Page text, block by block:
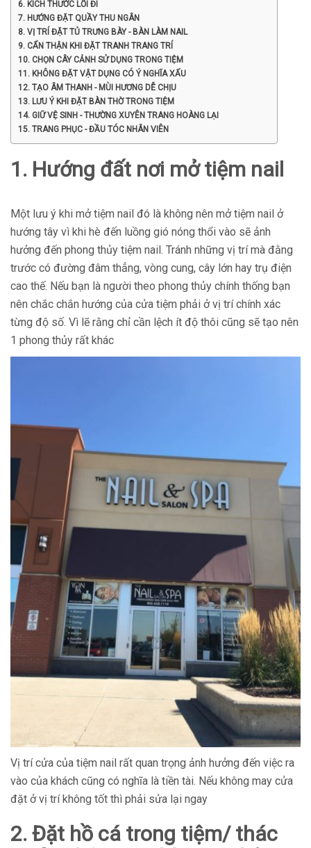
6. KÍCH THƯỚC LỐI ĐI
7. HƯỚNG ĐẶT QUẦY THU NGÂN
8. VỊ TRÍ ĐẶT TỦ TRƯNG BÀY - BÀN LÀM NAIL
9. CẨN THẬN KHI ĐẶT TRANH TRANG TRÍ
10. CHỌN CÂY CẢNH SỬ DỤNG TRONG TIỆM
11. KHÔNG ĐẶT VẬT DỤNG CÓ Ý NGHĨA XẤU
12. TẠO ÂM THANH - MÙI HƯƠNG DỄ CHỊU
13. LƯU Ý KHI ĐẶT BÀN THỜ TRONG TIỆM
14. GIỮ VỆ SINH - THƯỜNG XUYÊN TRANG HOÀNG LẠI
15. TRANG PHỤC - ĐẦU TÓC NHÂN VIÊN
1. Hướng đất nơi mở tiệm nail
Một lưu ý khi mở tiệm nail đó là không nên mở tiệm nail ở
hướng tây vì khi hè đến luồng gió nóng thổi vào sẽ ảnh
hưởng đến phong thủy tiệm nail. Tránh những vị trí mà đằng
trước có đường đâm thẳng, vòng cung, cây lớn hay trụ điện
cao thế. Nếu bạn là người theo phong thủy chính thống bạn
nên chắc chắn hướng của cửa tiệm phải ở vị trí chính xác
từng độ số. Vì lẽ rằng chỉ cần lệch ít độ thôi cũng sẽ tạo nên
1 phong thủy rất khác
Vị trí cửa của tiệm nail rất quan trọng ảnh hưởng đến việc ra
vào của khách cũng có nghĩa là tiền tài. Nếu không may cửa
đặt ở vị trí không tốt thì phải sửa lại ngay
2. Đặt hồ cá trong tiệm/ thác